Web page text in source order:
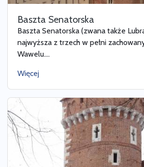
Baszta Senatorska
Baszta Senatorska (zwana także
najwyższa z trzech w pełni
Wawelu....
Więcej